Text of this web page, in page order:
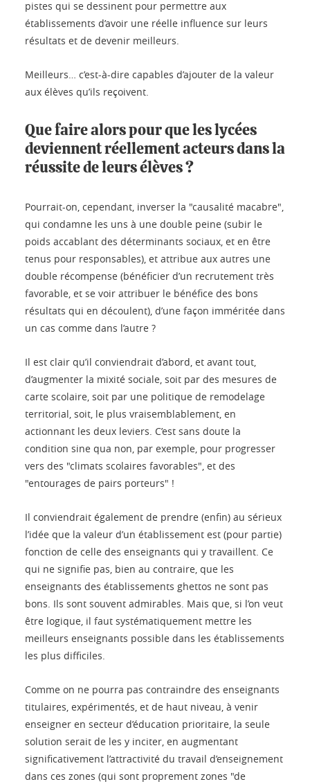
pistes qui se dessinent pour permettre aux
établissements d’avoir une réelle influence sur leurs
résultats et de devenir meilleurs.
Meilleurs… c’est-à-dire capables d’ajouter de la valeur
aux élèves qu’ils reçoivent.
Que faire alors pour que les lycées
deviennent réellement acteurs dans la
réussite de leurs élèves ?
Pourrait-on, cependant, inverser la "causalité macabre",
qui condamne les uns à une double peine (subir le
poids accablant des déterminants sociaux, et en être
tenus pour responsables), et attribue aux autres une
double récompense (bénéficier d’un recrutement très
favorable, et se voir attribuer le bénéfice des bons
résultats qui en découlent), d’une façon imméritée dans
un cas comme dans l’autre ?
Il est clair qu’il conviendrait d’abord, et avant tout,
d’augmenter la mixité sociale, soit par des mesures de
carte scolaire, soit par une politique de remodelage
territorial, soit, le plus vraisemblablement, en
actionnant les deux leviers. C’est sans doute la
condition sine qua non, par exemple, pour progresser
vers des "climats scolaires favorables", et des
"entourages de pairs porteurs" !
Il conviendrait également de prendre (enfin) au sérieux
l’idée que la valeur d’un établissement est (pour partie)
fonction de celle des enseignants qui y travaillent. Ce
qui ne signifie pas, bien au contraire, que les
enseignants des établissements ghettos ne sont pas
bons. Ils sont souvent admirables. Mais que, si l’on veut
être logique, il faut systématiquement mettre les
meilleurs enseignants possible dans les établissements
les plus difficiles.
Comme on ne pourra pas contraindre des enseignants
titulaires, expérimentés, et de haut niveau, à venir
enseigner en secteur d’éducation prioritaire, la seule
solution serait de les y inciter, en augmentant
significativement l’attractivité du travail d’enseignement
dans ces zones (qui sont proprement zones "de